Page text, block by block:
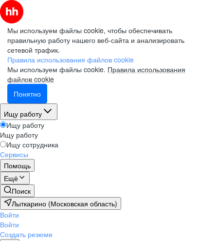
Мы используем файлы cookie, чтобы обеспечивать
правильную работу нашего веб-сайта и анализировать
сетевой трафик.
Правила использования файлов cookie
Мы используем файлы cookie. Правила использования
файлов cookie
Понятно
Ищу работу
Ищу работу
Ищу работу
Ищу сотрудника
Сервисы
Помощь
Ещё
Поиск
Лыткарино (Московская область)
Войти
Войти
Создать резюме